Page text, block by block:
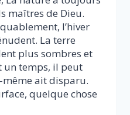
maîtres de Dieu.
l’hiver
La terre
plus sombres et
un temps, il peut
ait disparu.
quelque chose